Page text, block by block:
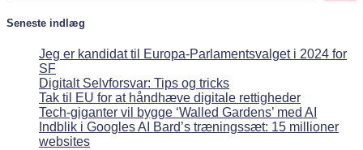
Seneste indlæg
Jeg er kandidat til Europa-Parlamentsvalget i 2024 for
SF
Digitalt Selvforsvar: Tips og tricks
Tak til EU for at håndhæve digitale rettigheder
Tech-giganter vil bygge ‘Walled Gardens’ med AI
Indblik i Googles AI Bard’s træningssæt: 15 millioner
websites